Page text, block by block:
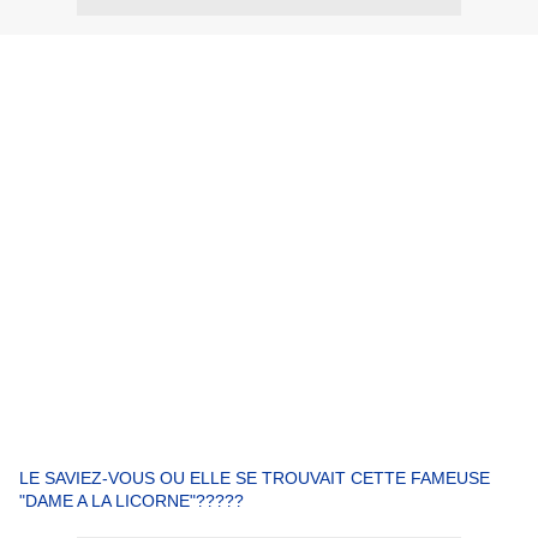
LE SAVIEZ-VOUS OU ELLE SE TROUVAIT CETTE FAMEUSE
"DAME A LA LICORNE"?????